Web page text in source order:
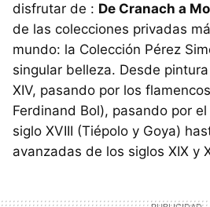
disfrutar de : De Cranach a
de las colecciones privadas
mundo: la Colección Pérez
singular belleza. Desde
XIV, pasando por los
Ferdinand Bol), pasando por
siglo XVIII (Tiépolo y Goya)
avanzadas de los siglos XIX y